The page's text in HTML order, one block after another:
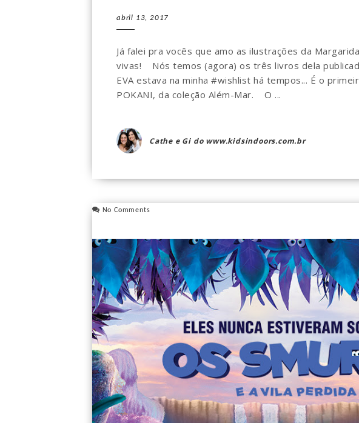
abril 13, 2017
Já falei pra vocês que amo as ilustrações da
vivas! Nós temos (agora) os três livros dela
EVA estava na minha #wishlist há tempos... É o
POKANI, da coleção Além-Mar. O ...
Cathe e Gi do www.kidsindoors.com.br
No Comments